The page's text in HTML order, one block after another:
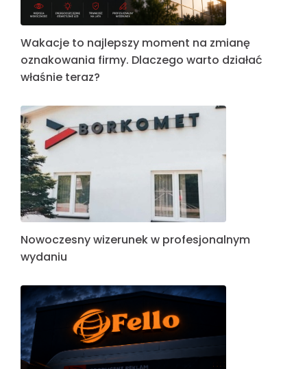
Wakacje to najlepszy moment na zmianę
oznakowania firmy. Dlaczego warto działać
właśnie teraz?
Nowoczesny wizerunek w profesjonalnym
wydaniu